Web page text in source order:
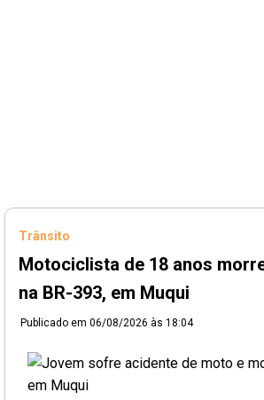
Trânsito
Motociclista de 18 anos
na BR-393, em Muqui
Publicado em 06/08/2026 às 18:04